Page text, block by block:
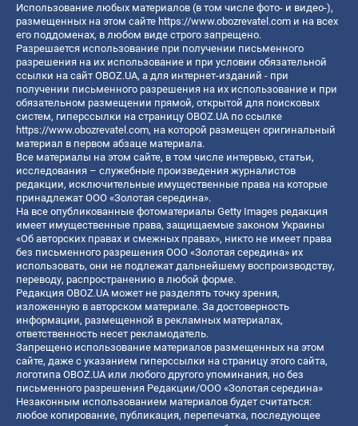
Использование любых материалов (в том числе фото- и видео-),
размещенных на этом сайте https://www.obozrevatel.com и на всех
его поддоменах, в любом виде строго запрещено.
Разрешается использование при получении письменного
разрешения на их использование и при условии обязательной
ссылки на сайт OBOZ.UA, а для интернет-изданий - при
получении письменного разрешения на их использование и при
обязательном размещении прямой, открытой для поисковых
систем, гиперссылки на страницу OBOZ.UA по ссылке
https://www.obozrevatel.com, на которой размещен оригинальный
материал в первом абзаце материала.
Все материалы на этом сайте, в том числе интервью, статьи,
исследования – служебные произведения журналистов
редакции, исключительные имущественные права на которые
принадлежат ООО «Золотая середина».
На все опубликованные фотоматериалы Getty Images редакция
имеет имущественные права, защищаемые законом Украины
«Об авторских правах и смежных правах», никто не имеет права
без письменного разрешения ООО «Золотая середина» их
использовать, они не подлежат дальнейшему воспроизводству,
переводу, распространению в любой форме.
Редакция OBOZ.UA может не разделять точку зрения,
изложенную в авторском материале. За достоверность
информации, размещенной в рекламных материалах,
ответственность несет рекламодатель.
Запрещено использование материалов размещенных на этом
сайте, даже с указанием гиперссылки на страницу этого сайта,
логотипа OBOZ.UA или любого другого упоминания, но без
письменного разрешения Редакции/ООО «Золотая середина»
Незаконным использованием материалов будет считаться:
любое копирование, публикация, перепечатка, последующее